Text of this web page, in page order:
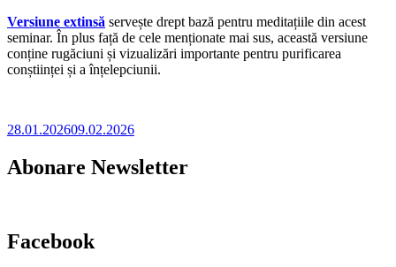
Versiune extinsă servește drept bază pentru meditațiile din acest
seminar. În plus față de cele menționate mai sus, această versiune
conține rugăciuni și vizualizări importante pentru purificarea
conștiinței și a înțelepciunii.
28.01.202609.02.2026
Abonare Newsletter
Facebook